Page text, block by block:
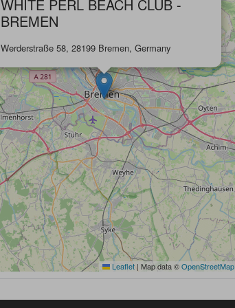
WHITE PERL BEACH CLUB -
BREMEN
Werderstraße 58, 28199 Bremen, Germany
Leaflet | Map data ©OpenStreetMap